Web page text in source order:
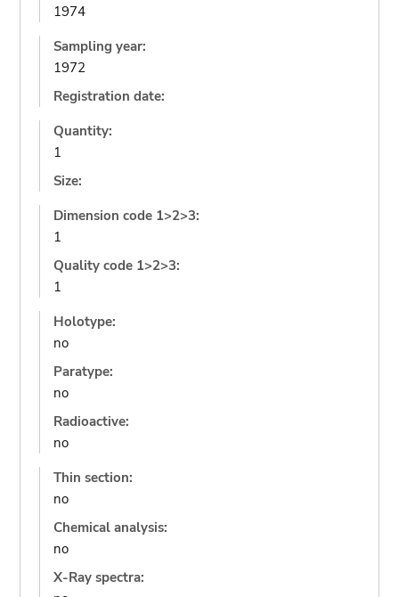
1974
Sampling year:
1972
Registration date:
Quantity:
1
Size:
Dimension code 1>2>3:
1
Quality code 1>2>3:
1
Holotype:
no
Paratype:
no
Radioactive:
no
Thin section:
no
Chemical analysis:
no
X-Ray spectra: